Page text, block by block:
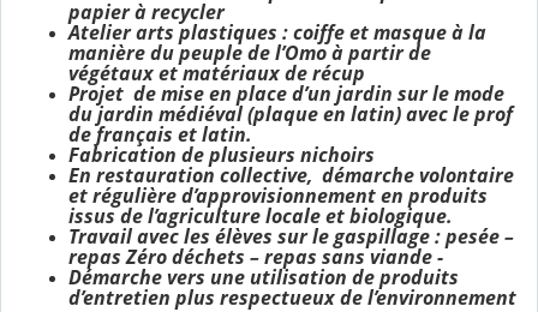
papier à recycler
Atelier arts plastiques : coiffe et masque à la
manière du peuple de l’Omo à partir de
végétaux et matériaux de récup
Projet de mise en place d’un jardin sur le mode
du jardin médiéval (plaque en latin) avec le prof
de français et latin.
Fabrication de plusieurs nichoirs
En restauration collective, démarche volontaire
et régulière d’approvisionnement en produits
issus de l’agriculture locale et biologique.
Travail avec les élèves sur le gaspillage : pesée –
repas Zéro déchets – repas sans viande -
Démarche vers une utilisation de produits
d’entretien plus respectueux de l’environnement